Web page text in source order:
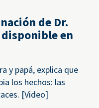
de Dr.
en
y papá, explica que
los hechos: las
[Video]